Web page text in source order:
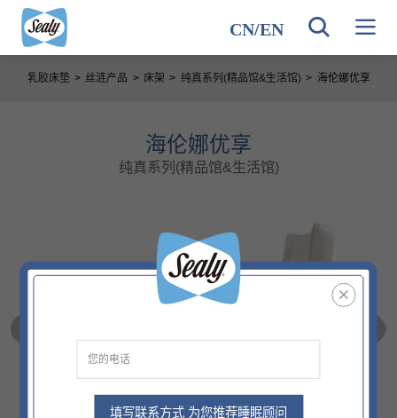
CN/EN
乳胶床垫 > 丝涟产品 > 床架 > 纯真系列(精品馆&生活馆) > 海伦娜优享
海伦娜优享
纯真系列(精品馆&生活馆)
填写联系方式 为您推荐睡眠顾问